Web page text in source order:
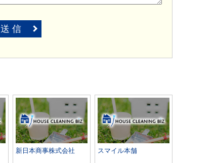
送 信
新日本商事株式会社 スマイル本舗